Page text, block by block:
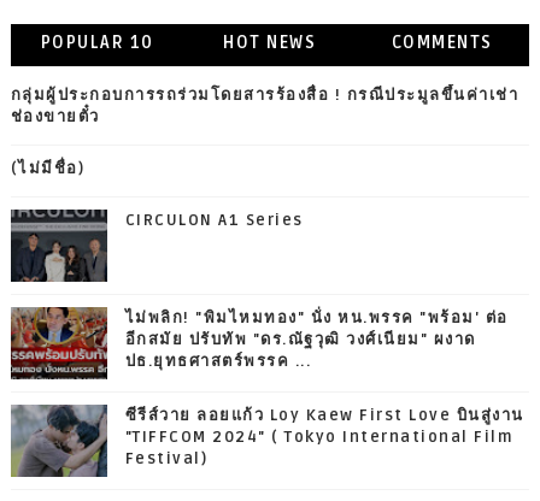
POPULAR 10 HOT NEWS COMMENTS
กลุ่มผู้ประกอบการรถร่วมโดยสารร้องสื่อ ! กรณีประมูลขึ้นค่าเช่า
ช่องขายตั๋ว
(ไม่มีชื่อ)
CIRCULON A1 Series
ไม่พลิก! "พิมไหมทอง" นั่ง หน.พรรค "พร้อม' ต่อ
อีกสมัย ปรับทัพ "ดร.ณัฐวุฒิ วงศ์เนียม" ผงาด
ปธ.ยุทธศาสตร์พรรค ...
ซีรีส์วาย ลอยแก้ว Loy Kaew First Love บินสู่งาน
"TIFFCOM 2024" ( Tokyo International Film
Festival)